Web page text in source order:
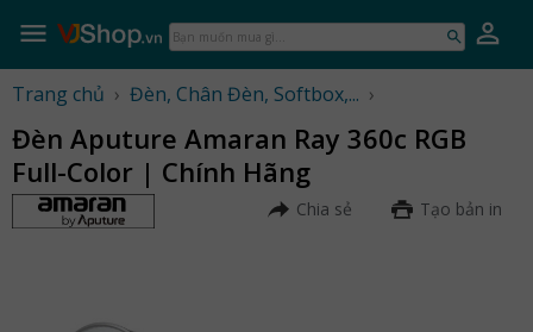
Bạn
muốn
gì...
Trang chủ › Đèn, Chân Đèn, Softbox,... ›
Đèn Aputure Amaran Ray 360c RGB
Full-Color | Chính Hãng
Chia sẻ Tạo bản in